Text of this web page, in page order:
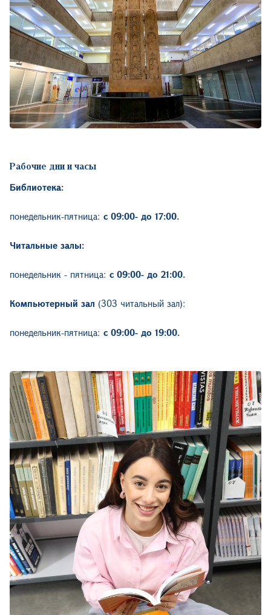
Рабочие дни и часы
Библиотека:
понедельник-пятница: с 09:00- до 17:00.
Читальные залы:
понедельник - пятница: с 09:00- до 21:00.
Компьютерный зал (303 читальный зал):
понедельник-пятница: с 09:00- до 19:00.